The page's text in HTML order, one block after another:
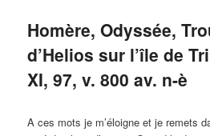
Homère, Odyssée,
d’Helios sur l’île de
XI, 97, v. 800 av. n-è
A ces mots je m’éloigne et je remets